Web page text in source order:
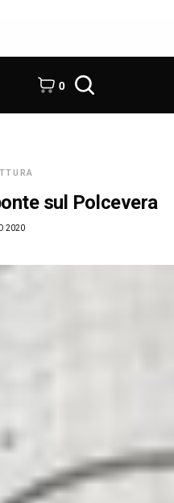
0
sul Polcevera
2020